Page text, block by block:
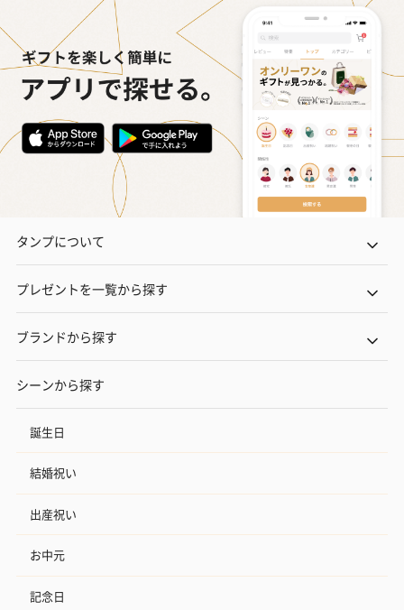
タンプについて
プレゼントを一覧から探す
ブランドから探す
シーンから探す
誕生日
結婚祝い
出産祝い
お中元
記念日